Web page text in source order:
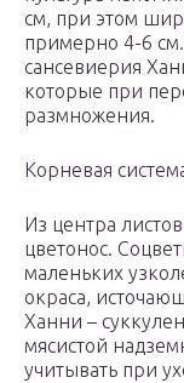
см, при этом
примерно 4-6
сансевиерия
которые при
размножения.
Корневая
Из центра
цветонос.
маленьких
окраса,
Ханни –
мясистой
учитывать при